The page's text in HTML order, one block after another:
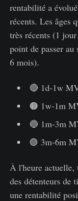
rentabilité a
récents. Les âges
très récents (1
point de passer
6 mois).
🔴 1d-1w
🟠 1w-1m
🔵 1m-3m
🟣 3m-6m
À l'heure actuelle,
des détenteurs de
une rentabilité